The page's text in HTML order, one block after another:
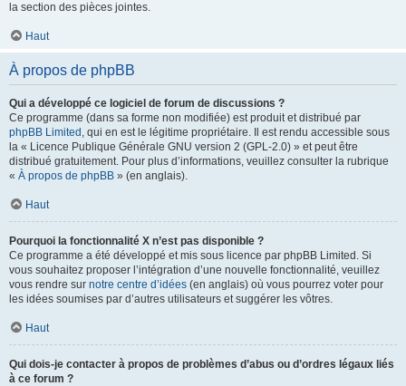
la section des pièces jointes.
Haut
À propos de phpBB
Qui a développé ce logiciel de forum de discussions ?
Ce programme (dans sa forme non modifiée) est produit et distribué par
phpBB Limited , qui en est le légitime propriétaire. Il est rendu accessible sous
la « Licence Publique Générale GNU version 2 (GPL-2.0) » et peut être
distribué gratuitement. Pour plus d’informations, veuillez consulter la rubrique
« À propos de phpBB » (en anglais).
Haut
Pourquoi la fonctionnalité X n’est pas disponible ?
Ce programme a été développé et mis sous licence par phpBB Limited. Si
vous souhaitez proposer l’intégration d’une nouvelle fonctionnalité, veuillez
vous rendre sur notre centre d’idées (en anglais) où vous pourrez voter pour
les idées soumises par d’autres utilisateurs et suggérer les vôtres.
Haut
Qui dois-je contacter à propos de problèmes d’abus ou d’ordres légaux liés
à ce forum ?